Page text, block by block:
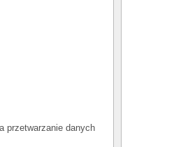
przetwarzanie danych